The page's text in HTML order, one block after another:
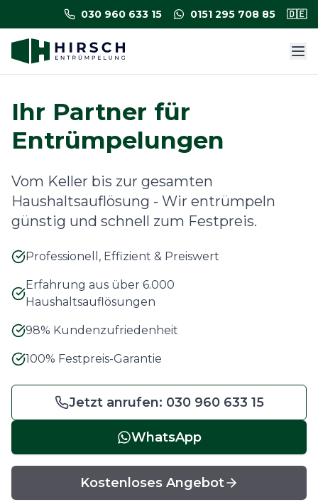
030 960 633 15 0151 295 708 85 🇩🇪
Ihr Partner für
Entrümpelungen
Vom Keller bis zur gesamten
Haushaltsauflösung - Wir entrümpeln
günstig und schnell zum Festpreis.
Professionell, Effizient & Preiswert
Erfahrung aus über 6.000
Haushaltsauflösungen
98% Kundenzufriedenheit
100% Festpreis-Garantie
Jetzt anrufen: 030 960 633 15
WhatsApp
Kostenloses Angebot